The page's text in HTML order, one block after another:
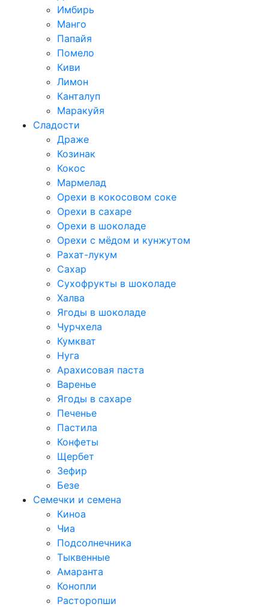
Имбирь
Манго
Папайя
Помело
Киви
Лимон
Канталуп
Маракуйя
Сладости
Драже
Козинак
Кокос
Мармелад
Орехи в кокосовом соке
Орехи в сахаре
Орехи в шоколаде
Орехи с мёдом и кунжутом
Рахат-лукум
Сахар
Сухофрукты в шоколаде
Халва
Ягоды в шоколаде
Чурчхела
Кумкват
Нуга
Арахисовая паста
Варенье
Ягоды в сахаре
Печенье
Пастила
Конфеты
Щербет
Зефир
Безе
Семечки и семена
Киноа
Чиа
Подсолнечника
Тыквенные
Амаранта
Конопли
Расторопши